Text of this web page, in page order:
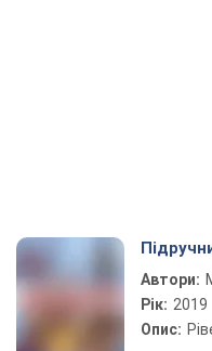
Автори:
Рік: 2019
Опис: